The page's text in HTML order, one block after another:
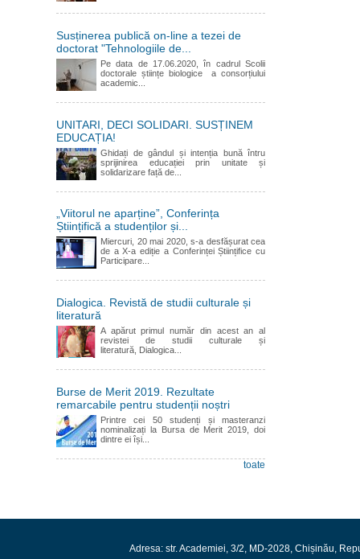
Susținerea publică on-line a tezei de
doctorat "Tehnologiile de...
Pe data de 17.06.2020, în cadrul Scolii
doctorale științe biologice a consorțiului
academic...
UNITARI, DECI SOLIDARI. SUSȚINEM
EDUCAȚIA!
Ghidați de gândul și intenția bună întru
sprijinirea educației prin unitate și
solidarizare față de...
„Viitorul ne aparține”, Conferința
Științifică a studenților și...
Miercuri, 20 mai 2020, s-a desfășurat cea
de a X-a ediție a Conferinței Științifice cu
Participare...
Dialogica. Revistă de studii culturale și
literatură
A apărut primul număr din acest an al
revistei de studii culturale și
literatură, Dialogica...
Burse de Merit 2019. Rezultate
remarcabile pentru studenții noștri
Printre cei 50 studenți și masteranzi
nominalizați la Bursa de Merit 2019, doi
dintre ei își...
toate
Adresa: str. Academiei, 3/2, MD-2028, Chișinău,